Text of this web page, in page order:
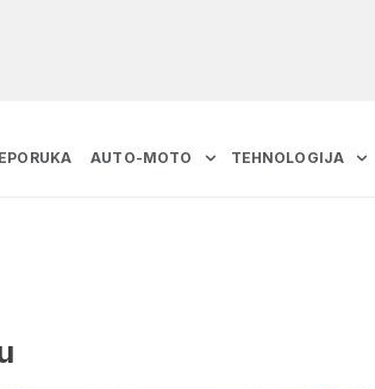
AUTO-MOTO TEHNOLOGIJA